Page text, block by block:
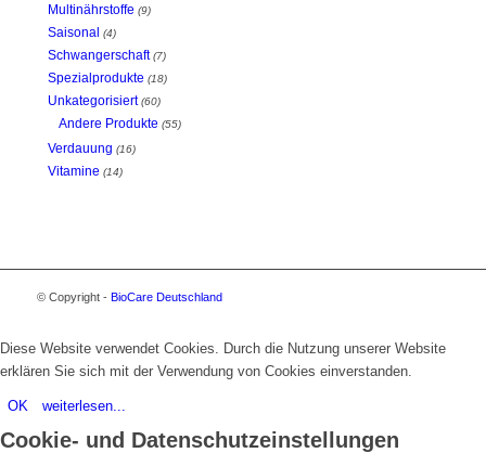
Multinährstoffe (9)
Saisonal (4)
Schwangerschaft (7)
Spezialprodukte (18)
Unkategorisiert (60)
Andere Produkte (55)
Verdauung (16)
Vitamine (14)
© Copyright - BioCare Deutschland
Diese Website verwendet Cookies. Durch die Nutzung unserer Website
erklären Sie sich mit der Verwendung von Cookies einverstanden.
OK weiterlesen...
Cookie- und Datenschutzeinstellungen